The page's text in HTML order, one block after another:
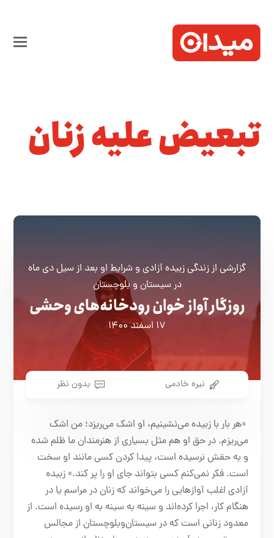
تبعیض علیه زنان
گزارشی از زندگی زبیده آزادی و شرایط او بعد از سیل دی ماه
در سیستان و بلوچستان
روزگار آواز خوان رودخانه‌های وحشی
۱۷ اسفند ۱۴۰۰
نیره خادمی بدون نظر
«هر بار با زبیده می‌نشینیم، او اشک می‌ریزد؛ من اشک
می‌ریزم. در حق او هم مثل بسیاری از هنرمندان ما ظلم شده
و به حقش نرسیده است، پیدا کردن کسی مانند او سخت
است. فکر نمی‌کنم کسی بتواند جای او را پر کند.» زبیده
آزادی اغلب آوازهایی را می‌خواند که زنان در مراسم یا در
هنگام کار، اجرا ‌کرده‌اند و سینه به سینه به او رسیده است. از
معدود زنانی است که در سیستان‌و‌بلوچستان از مجالس